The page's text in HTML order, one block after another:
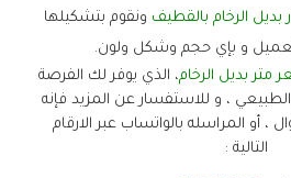
بديل الرخام بالقطيف ونقوم بتشكيلها
و بإي حجم وشكل ولون.
متر بديل الرخام، الذي يوفر لك الفرصة
الطبيعي ، و للاستفسار عن المزيد فإنه
، أو المراسله بالواتساب عبر الارقام
التالية :